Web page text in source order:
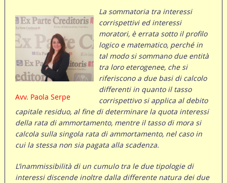
Avv. Paola Serpe
La sommatoria tra interessi
corrispettivi ed interessi
moratori, è errata sotto il profilo
logico e matematico, perché in
tal modo si sommano due entità
tra loro eterogenee, che si
riferiscono a due basi di calcolo
differenti in quanto il tasso
corrispettivo si applica al debito
capitale residuo, al fine di determinare la quota interessi
della rata di ammortamento, mentre il tasso di mora si
calcola sulla singola rata di ammortamento, nel caso in
cui la stessa non sia pagata alla scadenza.
L’inammissibilità di un cumulo tra le due tipologie di
interessi discende inoltre dalla differente natura dei due